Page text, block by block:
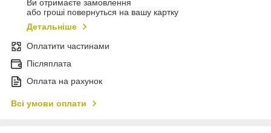
Ви отримаєте замовлення
або гроші повернуться на вашу картку
Детальніше
Оплатити частинами
Післяплата
Оплата на рахунок
Всі умови оплати